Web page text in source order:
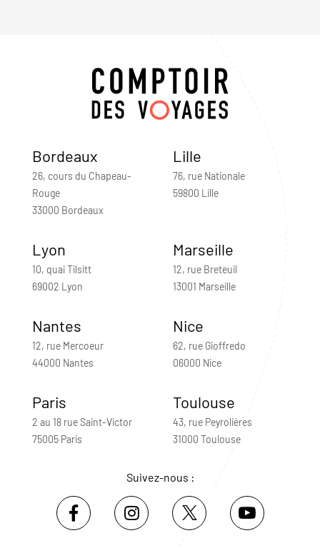
Bordeaux
26, cours du Chapeau-
Rouge
33000 Bordeaux
Lille
76, rue Nationale
59800 Lille
Lyon
10, quai Tilsitt
69002 Lyon
Marseille
12, rue Breteuil
13001 Marseille
Nantes
12, rue Mercoeur
44000 Nantes
Nice
62, rue Gioffredo
06000 Nice
Paris
2 au 18 rue Saint-Victor
75005 Paris
Toulouse
43, rue Peyrolières
31000 Toulouse
Suivez-nous :